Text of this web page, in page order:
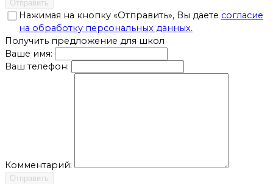
Отправить
Нажимая на кнопку «Отправить», Вы даете согласие
на обработку персональных данных.
Получить предложение для школ
Ваше имя:
Ваш телефон:
Комментарий:
Отправить